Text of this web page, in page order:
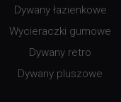
Dywany łazienkowe
Wycieraczki gumowe
Dywany retro
Dywany pluszowe